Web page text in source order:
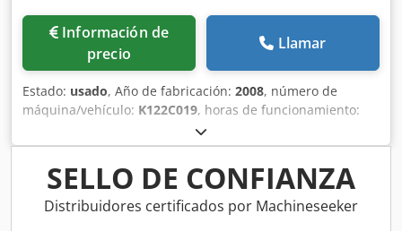
Información de
precio
Llamar
Estado: usado, Año de fabricación: 2008, número de
máquina/vehículo: K122C019, horas de funcionamiento:
, Grúa pórtico de 40 toneladas – Teichmann / Paola
De Nicola Se vende una grúa pórtico con una capacidad de
elevación de 40 toneladas, tras una modernización integral
realizada en 2025 por Teichmann GmbH. La máquina está
en perfecto estado de funcionamiento, con las
SELLO DE CONFIANZA
Distribuidores certificados por Machineseeker